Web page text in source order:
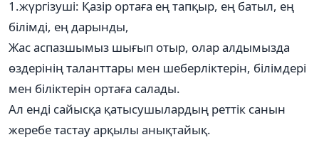
1.жүргізуші: Қазір ортаға ең тапқыр, ең батыл, ең
білімді, ең дарынды,
Жас аспазшымыз шығып отыр, олар алдымызда
өздерінің таланттары мен шеберліктерін, білімдері
мен біліктерін ортаға салады.
Ал енді сайысқа қатысушылардың реттік санын
жеребе тастау арқылы анықтайық.